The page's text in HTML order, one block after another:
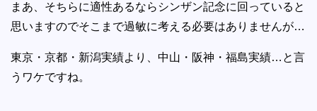
まあ、そちらに適性あるならシンザン記念に回っていると
思いますのでそこまで過敏に考える必要はありませんが…
東京・京都・新潟実績より、中山・阪神・福島実績…と言
うワケですね。